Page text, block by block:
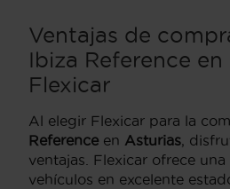
Ventajas de
Ibiza Reference
Flexicar
Al elegir Flexicar para la
Reference en Asturias,
ventajas. Flexicar ofrece
vehículos en excelente